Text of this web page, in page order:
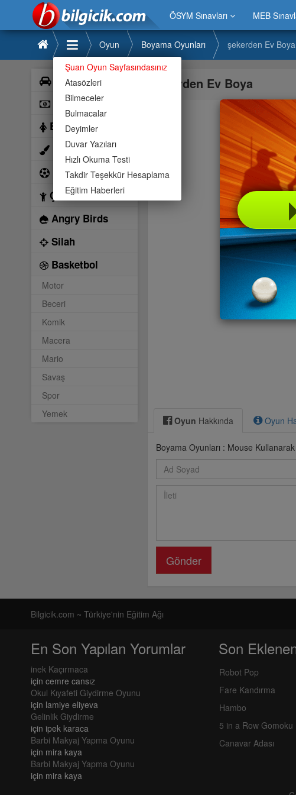
ÖSYM Sınavları MEB
Şuan Oyun Sayfasındasınız
Atasözleri
Bilmeceler
Bulmacalar
Deyimler
Duvar Yazıları
Hızlı Okuma Testi
Takdir Teşekkür Hesaplama
Eğitim Haberleri
Oyun Boyama Oyunları şekerden Ev Boya
Araba
Bilardo
Barbie
Boyama
Futbol
Çocuk
Angry Birds
Silah
Basketbol
Motor
Beceri
Komik
Macera
Mario
Savaş
Spor
Yemek
şekerden Ev Boya
Oyun Hakkında Oyun
Boyama Oyunları : Mouse
Gönder
Bilgicik.com ~ Türkiye'nin Eğitim Ağı
En Son Yapılan Yorumlar
inek Kaçırmaca
için cemre cansız
Okul Kıyafeti Giydirme Oyunu
için lamiye eliyeva
Gelinlik Giydirme
için ipek karaca
Barbi Makyaj Yapma Oyunu
için mira kaya
Barbi Makyaj Yapma Oyunu
için mira kaya
Son
Robot Pop
Fare Kandırma
Hambo
5 in a Row Gomoku
Canavar Adası